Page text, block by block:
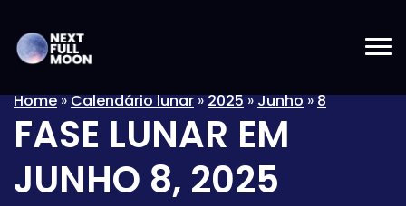
Home»Calendário lunar»2025»Junho»8
FASE LUNAR EM
JUNHO 8, 2025